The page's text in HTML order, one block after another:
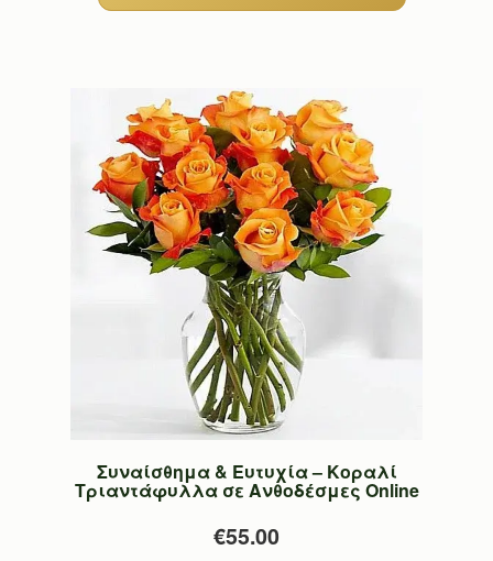
Συναίσθημα & Ευτυχία – Κοραλί
Τριαντάφυλλα σε Ανθοδέσμες Online
€55.00